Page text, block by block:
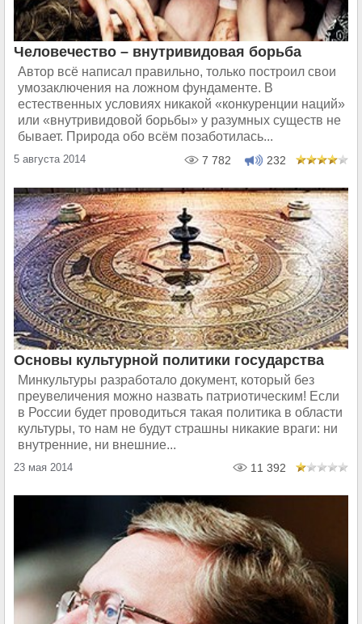
Человечество – внутривидовая борьба
Автор всё написал правильно, только построил свои
умозаключения на ложном фундаменте. В
естественных условиях никакой «конкуренции наций»
или «внутривидовой борьбы» у разумных существ не
бывает. Природа обо всём позаботилась...
5 августа 2014 7 782 232
Основы культурной политики государства
Минкультуры разработало документ, который без
преувеличения можно назвать патриотическим! Если
в России будет проводиться такая политика в области
культуры, то нам не будут страшны никакие враги: ни
внутренние, ни внешние...
23 мая 2014 11 392